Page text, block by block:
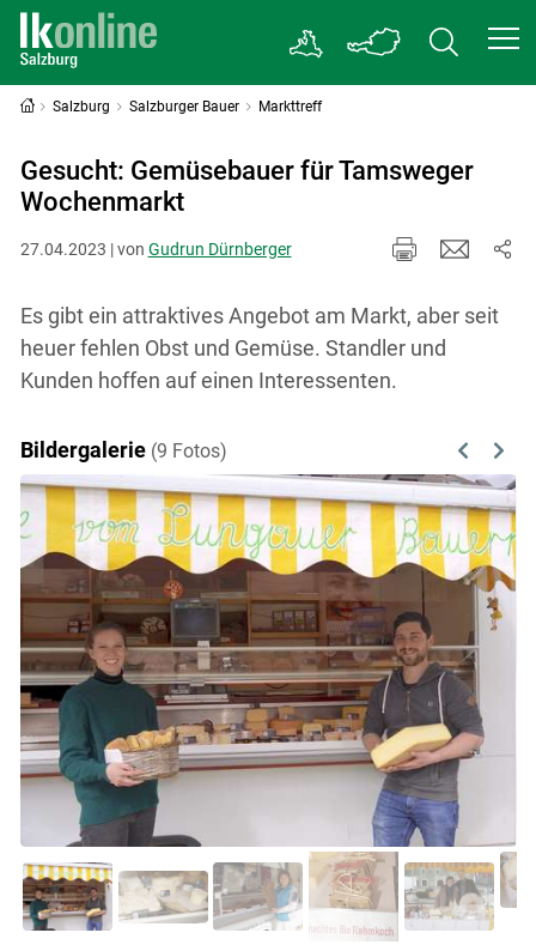
Salzburg Salzburger Bauer Markttreff
Gesucht: Gemüsebauer für Tamsweger
Wochenmarkt
27.04.2023 | von Gudrun Dürnberger
Es gibt ein attraktives Angebot am Markt, aber seit
heuer fehlen Obst und Gemüse. Standler und
Kunden hoffen auf einen Interessenten.
Bildergalerie (9 Fotos) Previous
Next